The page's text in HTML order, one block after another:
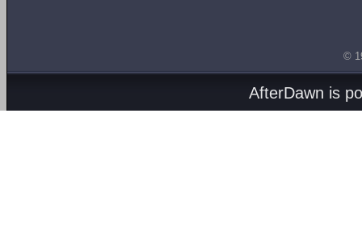
©
AfterDawn is